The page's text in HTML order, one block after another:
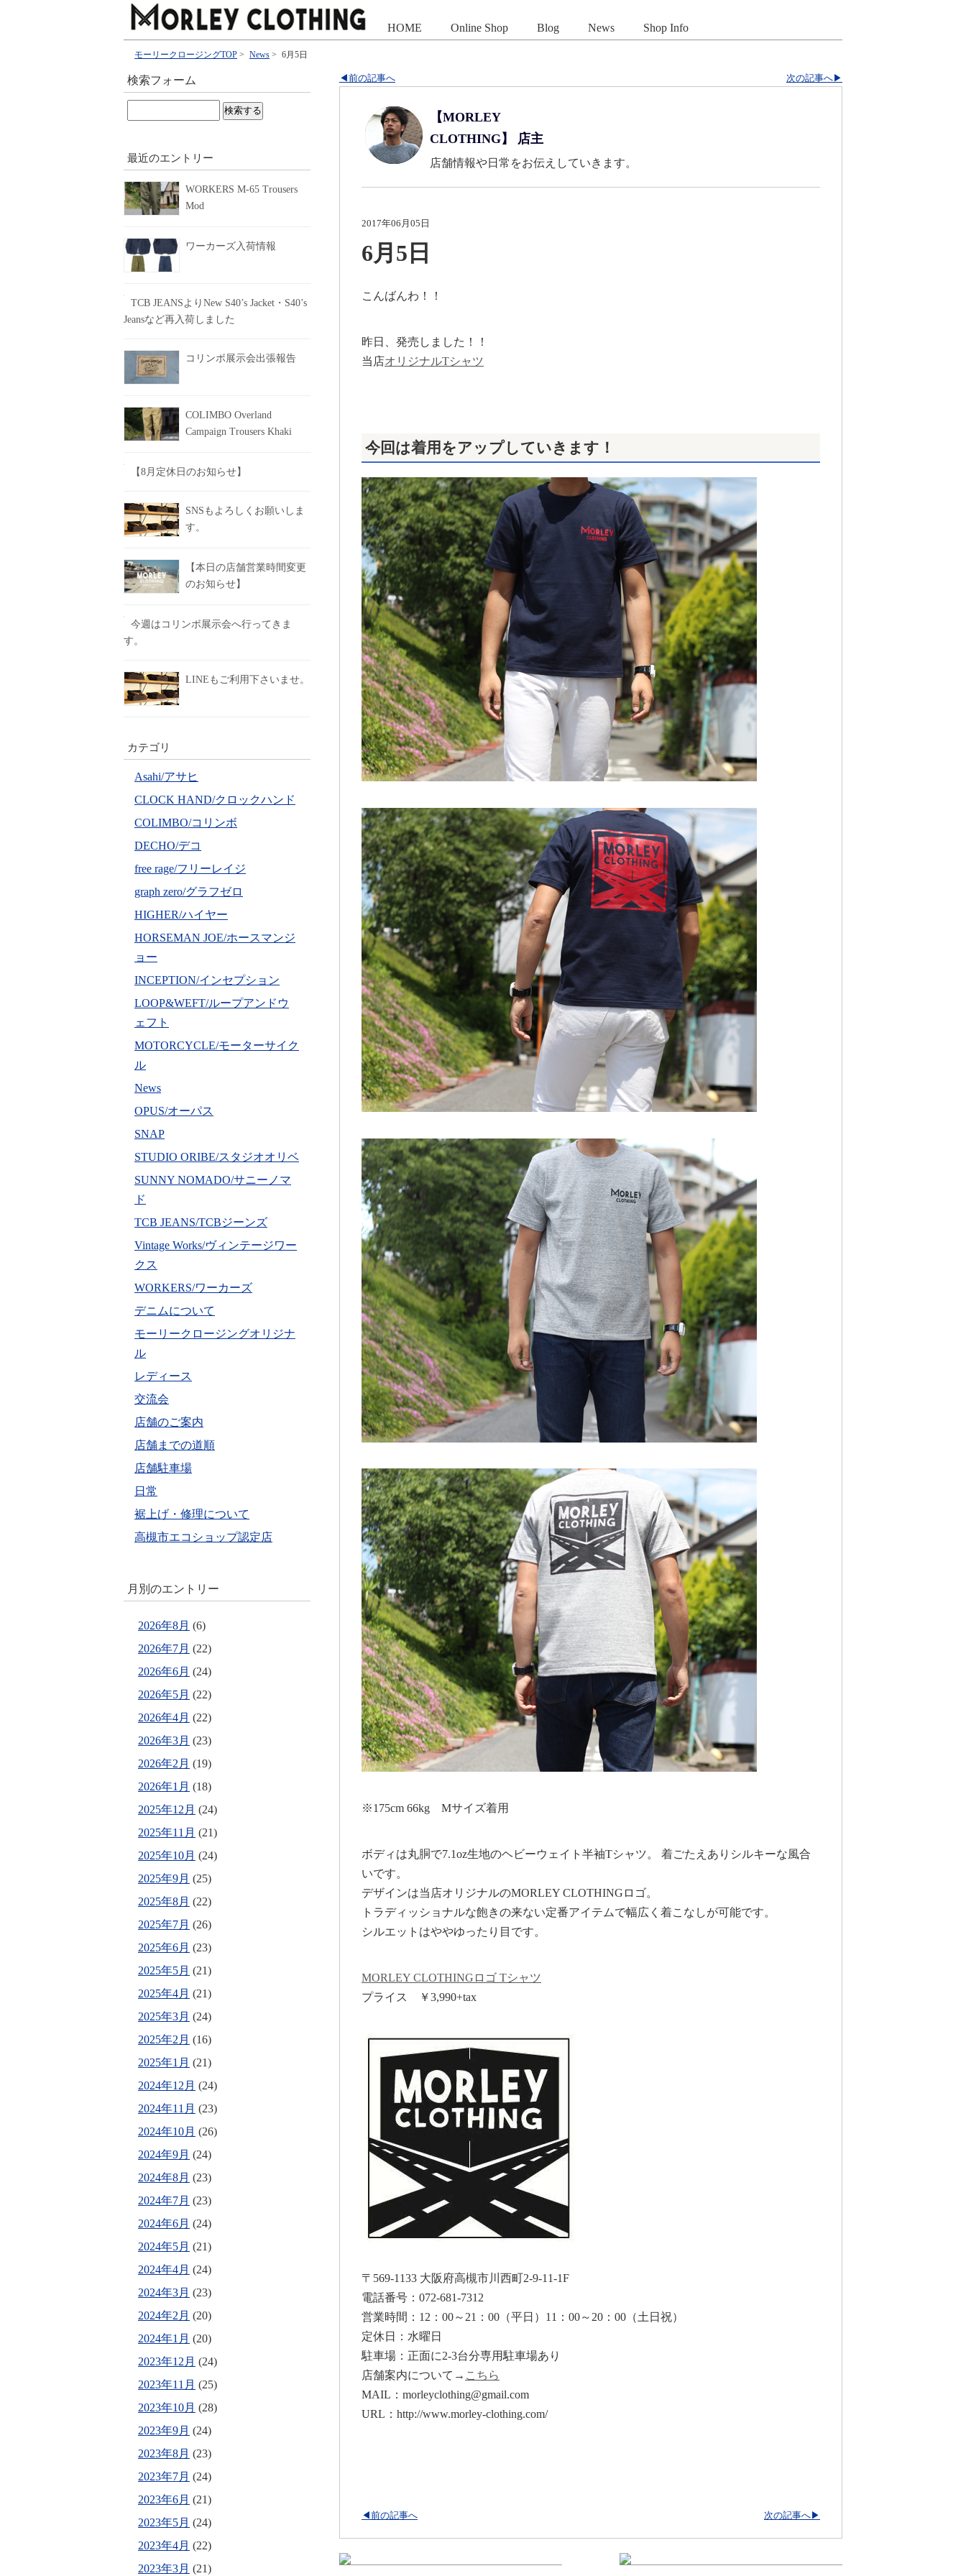
HOME Online Shop Blog News Shop Info
モーリークロージングTOP > News > 6月5日
次の記事へ▶
◀前の記事へ
【MORLEY
CLOTHING】 店主
店舗情報や日常をお伝えしていきます。
2017年06月05日
6月5日
こんばんわ！！
昨日、発売しました！！
当店オリジナルTシャツ
今回は着用をアップしていきます！
※175cm 66kg Mサイズ着用
ボディは丸胴で7.1oz生地のヘビーウェイト半袖Tシャツ。 着ごたえありシルキーな風合
いです。
デザインは当店オリジナルのMORLEY CLOTHINGロゴ。
トラディッショナルな飽きの来ない定番アイテムで幅広く着こなしが可能です。
シルエットはややゆったり目です。
MORLEY CLOTHINGロゴ Tシャツ
プライス ￥3,990+tax
〒569-1133 大阪府高槻市川西町2-9-11-1F
電話番号：072-681-7312
営業時間：12：00～21：00（平日）11：00～20：00（土日祝）
定休日：水曜日
駐車場：正面に2-3台分専用駐車場あり
店舗案内について→ こちら
MAIL：morleyclothing@gmail.com
URL：http://www.morley-clothing.com/
次の記事へ▶
◀前の記事へ
検索フォーム
最近のエントリー
WORKERS M-65 Trousers
Mod
ワーカーズ入荷情報
TCB JEANSよりNew S40’s Jacket・S40’s
Jeansなど再入荷しました
コリンボ展示会出張報告
COLIMBO Overland
Campaign Trousers Khaki
【8月定休日のお知らせ】
SNSもよろしくお願いしま
す。
【本日の店舗営業時間変更
のお知らせ】
今週はコリンボ展示会へ行ってきま
す。
LINEもご利用下さいませ。
カテゴリ
Asahi/アサヒ
CLOCK HAND/クロックハンド
COLIMBO/コリンボ
DECHO/デコ
free rage/フリーレイジ
graph zero/グラフゼロ
HIGHER/ハイヤー
HORSEMAN JOE/ホースマンジ
ョー
INCEPTION/インセプション
LOOP&WEFT/ループアンドウ
ェフト
MOTORCYCLE/モーターサイク
ル
News
OPUS/オーパス
SNAP
STUDIO ORIBE/スタジオオリベ
SUNNY NOMADO/サニーノマ
ド
TCB JEANS/TCBジーンズ
Vintage Works/ヴィンテージワー
クス
WORKERS/ワーカーズ
デニムについて
モーリークロージングオリジナ
ル
レディース
交流会
店舗のご案内
店舗までの道順
店舗駐車場
日常
裾上げ・修理について
高槻市エコショップ認定店
月別のエントリー
2026年8月 (6)
2026年7月 (22)
2026年6月 (24)
2026年5月 (22)
2026年4月 (22)
2026年3月 (23)
2026年2月 (19)
2026年1月 (18)
2025年12月 (24)
2025年11月 (21)
2025年10月 (24)
2025年9月 (25)
2025年8月 (22)
2025年7月 (26)
2025年6月 (23)
2025年5月 (21)
2025年4月 (21)
2025年3月 (24)
2025年2月 (16)
2025年1月 (21)
2024年12月 (24)
2024年11月 (23)
2024年10月 (26)
2024年9月 (24)
2024年8月 (23)
2024年7月 (23)
2024年6月 (24)
2024年5月 (21)
2024年4月 (24)
2024年3月 (23)
2024年2月 (20)
2024年1月 (20)
2023年12月 (24)
2023年11月 (25)
2023年10月 (28)
2023年9月 (24)
2023年8月 (23)
2023年7月 (24)
2023年6月 (21)
2023年5月 (24)
2023年4月 (22)
2023年3月 (21)